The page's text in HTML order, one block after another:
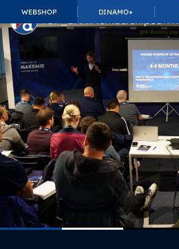
WEBSHOP DINAMO+
TOP_BAR.MembershipSuffix